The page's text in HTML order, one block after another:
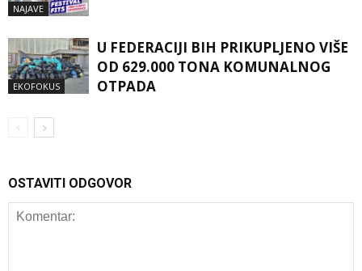
NAJAVE
EKOFOKUS
U FEDERACIJI BIH PRIKUPLJENO VIŠE
OD 629.000 TONA KOMUNALNOG
OTPADA
OSTAVITI ODGOVOR